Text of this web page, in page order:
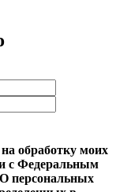
обработку моих
с Федеральным
персональных